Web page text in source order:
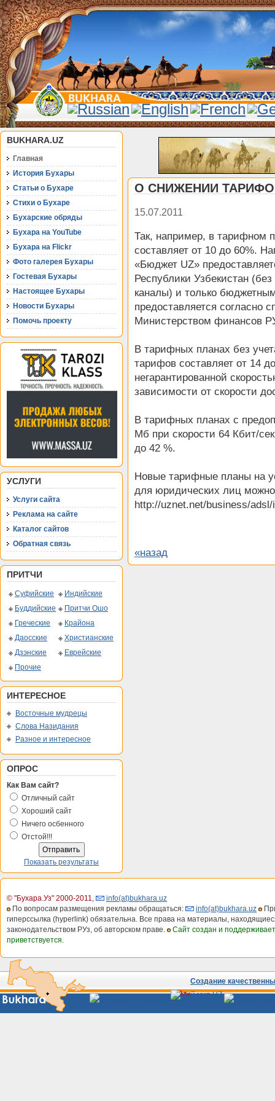
BUKHARA.UZ
Главная
История Бухары
Статьи о Бухаре
Стихи о Бухаре
Бухарские обряды
Бухара на YouTube
Бухара на Flickr
Фото галерея Бухары
Гостевая Бухары
Настоящее Бухары
Новости Бухары
Помочь проекту
УСЛУГИ
Услуги сайта
Реклама на сайте
Каталог сайтов
Обратная связь
ПРИТЧИ
Суфийские
Индийские
Буддийские
Притчи Ошо
Греческие
Крайона
Даосские
Христианские
Дзэнские
Еврейские
Прочие
ИНТЕРЕСНОЕ
Восточные мудрецы
Слова Назидания
Разное и интересное
ОПРОС
Как Вам сайт?
Отличный сайт
Хороший сайт
Ничего осбенного
Отстой!!!
Показать результаты
О СНИЖЕНИИ
15.07.2011
Так, например, в тарифном
составляет от 10 до 60%.
«Бюджет UZ»
Республики Узбекистан
каналы) и только
предоставляется согласно
Министерством финансов
В тарифных планах без
тарифов составляет от 14
негарантированной
зависимости от скорости
В тарифных планах с
Мб при скорости 64 Кбит/
до 42 %.
Новые тарифные планы на
для юридических лиц
http://uznet.net/business/adsl/
«назад
© "Бухара.Уз" 2000-2011,
info(at)bukhara.uz
По вопросам размещения рекламы обращаться:
info(at)bukhara.uz
гиперссылка (hyperlink) обязательна. Все права на материалы,
законодательством РУз, об авторском праве.
Сайт создан и
приветствуется.
Создание
Сайты
Узбекистана